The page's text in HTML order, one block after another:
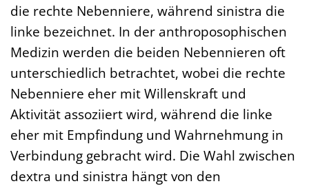
die rechte Nebenniere, während sinistra die
linke bezeichnet. In der anthroposophischen
Medizin werden die beiden Nebennieren oft
unterschiedlich betrachtet, wobei die rechte
Nebenniere eher mit Willenskraft und
Aktivität assoziiert wird, während die linke
eher mit Empfindung und Wahrnehmung in
Verbindung gebracht wird. Die Wahl zwischen
dextra und sinistra hängt von den